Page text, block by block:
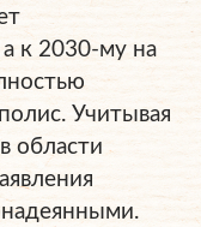
а к 2030-му на
Учитывая
области